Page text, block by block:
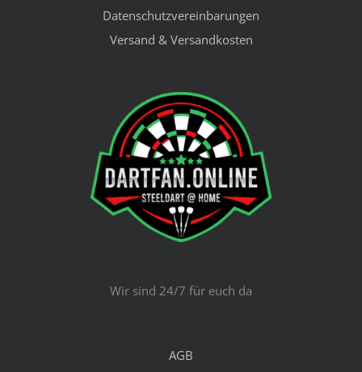
Datenschutzvereinbarungen
Versand & Versandkosten
Wir sind 24/7 für euch da
AGB